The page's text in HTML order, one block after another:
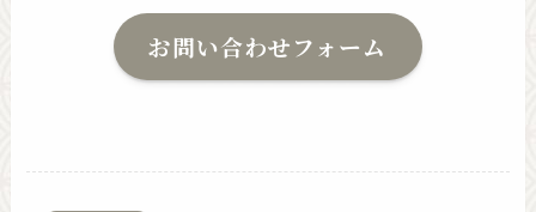
お問い合わせフォーム